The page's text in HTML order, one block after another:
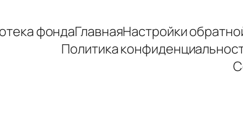
фондаГлавнаяНастройки
Политика